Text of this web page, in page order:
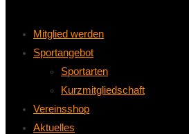
Mitglied werden
Sportangebot
Sportarten
Kurzmitgliedschaft
Vereinsshop
Aktuelles